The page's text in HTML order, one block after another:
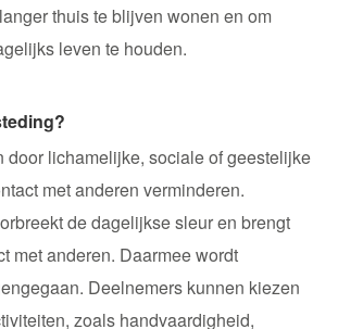
thuis te blijven wonen en om
leven te houden.
door lichamelijke, sociale of geestelijke
met anderen verminderen.
de dagelijkse sleur en brengt
met anderen. Daarmee wordt
Deelnemers kunnen kiezen
zoals handvaardigheid,